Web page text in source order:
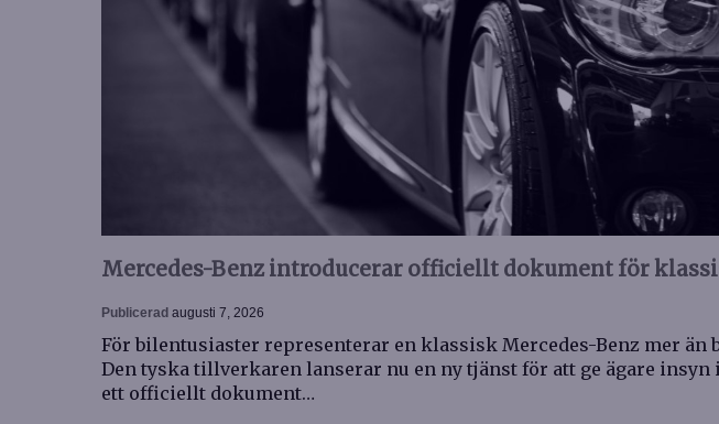
Mercedes-Benz introducerar officiellt dokument för
Publicerad augusti 7, 2026
För bilentusiaster representerar en klassisk Mercedes-Benz mer än
Den tyska tillverkaren lanserar nu en ny tjänst för att ge ägare
ett officiellt dokument…